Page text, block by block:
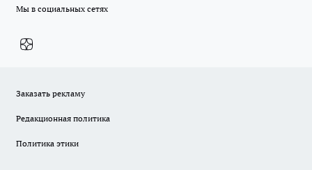
Мы в социальных сетях
Заказать рекламу
Редакционная политика
Политика этики